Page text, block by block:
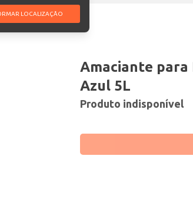
LOCALIZAÇÃO
Azul 5L
Amaciante para
Azul 5L
Produto indisponível